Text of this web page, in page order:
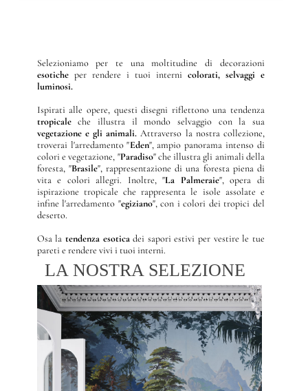
Selezioniamo per te una moltitudine di decorazioni
esoticheper rendere i tuoi interni colorati, selvaggi e
luminosi.
Ispirati alle opere, questi disegni riflettono una tendenza
tropicaleche illustra il mondo selvaggio con la sua
vegetazione e gli animali.Attraverso la nostra collezione,
troverai l'arredamento "Eden", ampio panorama intenso di
colori e vegetazione, "Paradiso" che illustra gli animali della
foresta, "Brasile", rappresentazione di una foresta piena di
vita e colori allegri. Inoltre, "La Palmeraie", opera di
ispirazione tropicale che rappresenta le isole assolate e
infine l'arredamento "egiziano", con i colori dei tropici del
deserto.
Osa latendenza esoticadei sapori estivi per vestire le tue
pareti e rendere vivi i tuoi interni.
LA NOSTRA SELEZIONE